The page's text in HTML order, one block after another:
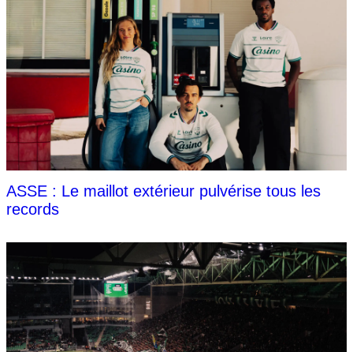
ASSE : Le maillot extérieur pulvérise tous les
records